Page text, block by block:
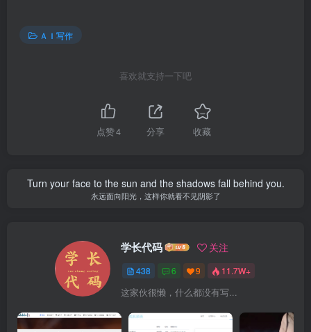
ＡＩ写作
喜欢就支持一下吧
点赞4 分享 收藏
Turn your face to the sun and the shadows fall behind you.
永远面向阳光，这样你就看不见阴影了
学长代码 关注
438 6 9 11.7W+
这家伙很懒，什么都没有写...